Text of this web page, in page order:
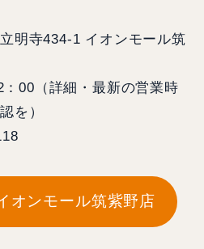
明寺434-1 イオンモール筑
00（詳細・最新の営業時
を）
オンモール筑紫野店